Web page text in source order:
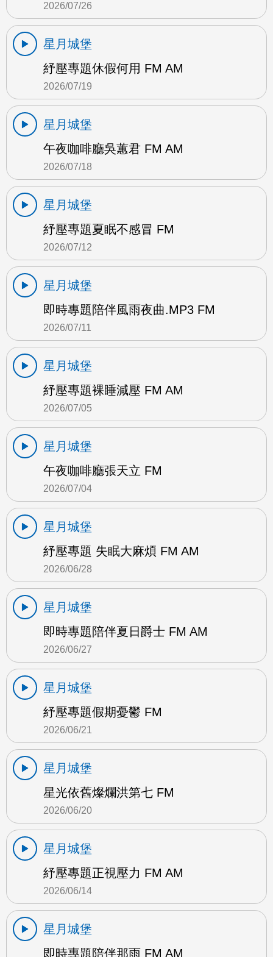
2026/07/26
星月城堡
紓壓專題休假何用 FM AM
2026/07/19
星月城堡
午夜咖啡廳吳蕙君 FM AM
2026/07/18
星月城堡
紓壓專題夏眠不感冒 FM
2026/07/12
星月城堡
即時專題陪伴風雨夜曲.MP3 FM
2026/07/11
星月城堡
紓壓專題裸睡減壓 FM AM
2026/07/05
星月城堡
午夜咖啡廳張天立 FM
2026/07/04
星月城堡
紓壓專題 失眠大麻煩 FM AM
2026/06/28
星月城堡
即時專題陪伴夏日爵士 FM AM
2026/06/27
星月城堡
紓壓專題假期憂鬱 FM
2026/06/21
星月城堡
星光依舊燦爛洪第七 FM
2026/06/20
星月城堡
紓壓專題正視壓力 FM AM
2026/06/14
星月城堡
即時專題陪伴那雨 FM AM